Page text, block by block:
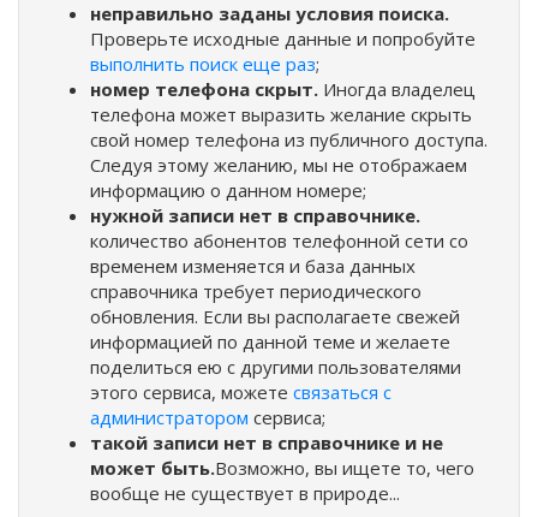
неправильно заданы условия поиска.
Проверьте исходные данные и попробуйте
выполнить поиск еще раз;
номер телефона скрыт. Иногда владелец
телефона может выразить желание скрыть
свой номер телефона из публичного доступа.
Следуя этому желанию, мы не отображаем
информацию о данном номере;
нужной записи нет в справочнике.
количество абонентов телефонной сети со
временем изменяется и база данных
справочника требует периодического
обновления. Если вы располагаете свежей
информацией по данной теме и желаете
поделиться ею с другими пользователями
этого сервиса, можете связаться с
администратором сервиса;
такой записи нет в справочнике и не
может быть.Возможно, вы ищете то, чего
вообще не существует в природе...